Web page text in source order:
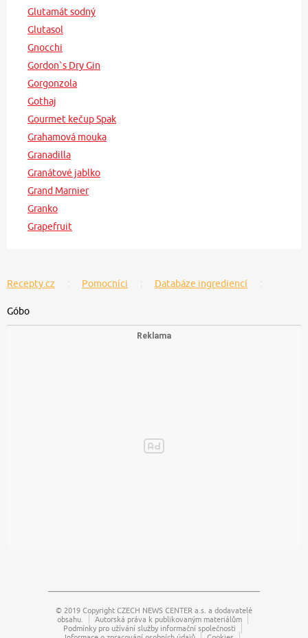
Glutamát sodný
Glutasol
Gnocchi
Gordon`s Dry Gin
Gorgonzola
Gothaj
Gourmet kečup Spak
Grahamová mouka
Granadilla
Granátové jablko
Grand Marnier
Granko
Grapefruit
Recepty.cz Pomocníci Databáze ingrediencí
Góbo
© 2019 Copyright CZECH NEWS CENTER a.s. a dodavatelé
obsahu.
Autorská práva k publikovaným materiálům
Podmínky pro užívání služby informační společnosti